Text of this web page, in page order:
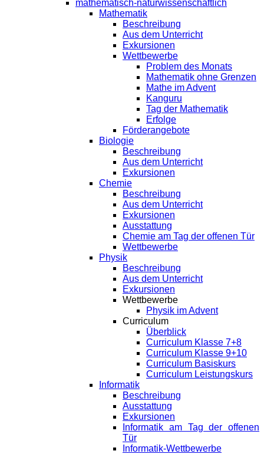
mathematisch-naturwissenschaftlich
Mathematik
Beschreibung
Aus dem Unterricht
Exkursionen
Wettbewerbe
Problem des Monats
Mathematik ohne Grenzen
Mathe im Advent
Kanguru
Tag der Mathematik
Erfolge
Förderangebote
Biologie
Beschreibung
Aus dem Unterricht
Exkursionen
Chemie
Beschreibung
Aus dem Unterricht
Exkursionen
Ausstattung
Chemie am Tag der offenen Tür
Wettbewerbe
Physik
Beschreibung
Aus dem Unterricht
Exkursionen
Wettbewerbe
Physik im Advent
Curriculum
Überblick
Curriculum Klasse 7+8
Curriculum Klasse 9+10
Curriculum Basiskurs
Curriculum Leistungskurs
Informatik
Beschreibung
Ausstattung
Exkursionen
Informatik am Tag der offenen
Tür
Informatik-Wettbewerbe